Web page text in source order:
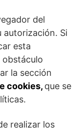
del
autorización. Si
esta
la sección
cookies, que se
realizar los